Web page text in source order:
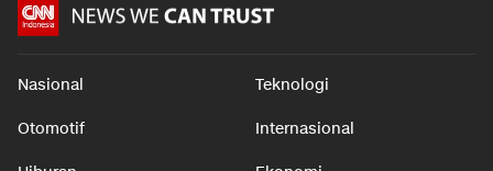
Nasional Teknologi
Otomotif Internasional